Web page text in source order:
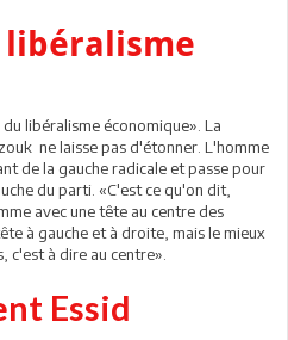
libéralisme économique». La
ne laisse pas d'étonner. L'homme
de la gauche radicale et passe pour
du parti. «C'est ce qu'on dit,
avec une tête au centre des
à gauche et à droite, mais le mieux
à dire au centre».
Essid